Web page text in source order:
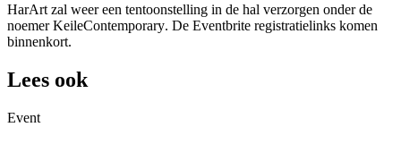
HarArt zal weer een tentoonstelling in de hal verzorgen onder de
noemerKeileContemporary. De Eventbrite registratielinks komen
binnenkort.
Lees ook
Event